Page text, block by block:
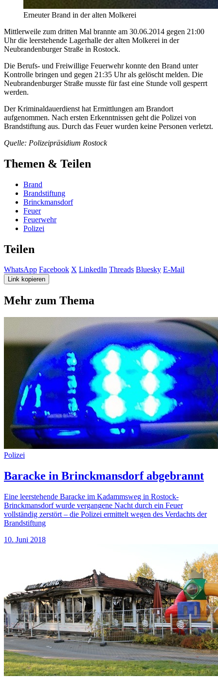
Erneuter Brand in der alten Molkerei
Mittlerweile zum dritten Mal brannte am 30.06.2014 gegen 21:00
Uhr die leerstehende Lagerhalle der alten Molkerei in der
Neubrandenburger Straße in Rostock.
Die Berufs- und Freiwillige Feuerwehr konnte den Brand unter
Kontrolle bringen und gegen 21:35 Uhr als gelöscht melden. Die
Neubrandenburger Straße musste für fast eine Stunde voll gesperrt
werden.
Der Kriminaldauerdienst hat Ermittlungen am Brandort
aufgenommen. Nach ersten Erkenntnissen geht die Polizei von
Brandstiftung aus. Durch das Feuer wurden keine Personen verletzt.
Quelle: Polizeipräsidium Rostock
Themen & Teilen
Brand
Brandstiftung
Brinckmansdorf
Feuer
Feuerwehr
Polizei
Teilen
WhatsApp Facebook X LinkedIn Threads Bluesky E-Mail
Link kopieren
Mehr zum Thema
Polizei
Baracke in Brinckmansdorf abgebrannt
Eine leerstehende Baracke im Kadammsweg in Rostock-
Brinckmansdorf wurde vergangene Nacht durch ein Feuer
vollständig zerstört – die Polizei ermittelt wegen des Verdachts der
Brandstiftung
10. Juni 2018